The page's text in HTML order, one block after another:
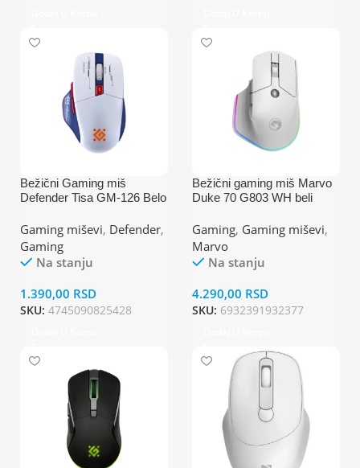
Bežični Gaming miš
Defender Tisa GM-126 Belo
p
Gaming miševi, Defender,
Gaming
Na stanju
1.390,00 RSD
SKU: 4745090825428
Bežični gaming miš Marvo
Duke 70 G803 WH beli
Gaming, Gaming miševi,
Marvo
Na stanju
4.290,00 RSD
SKU: 6932391932377